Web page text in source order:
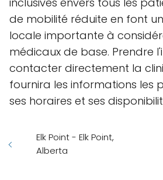
de mobilité réduite en font
locale importante à
médicaux de base. Prendre
contacter directement la
fournira les informations les
ses horaires et ses
Elk Point - Elk Point,
Alberta